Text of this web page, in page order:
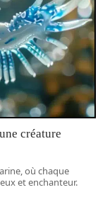
créature
où chaque
et enchanteur.